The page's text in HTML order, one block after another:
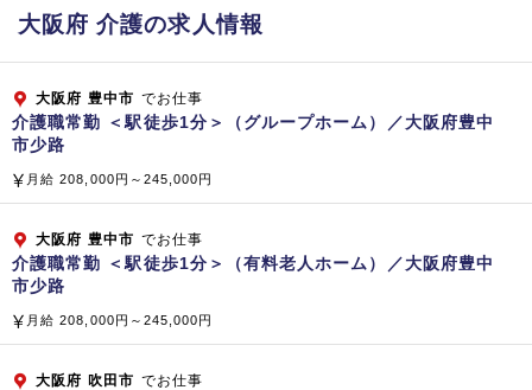
所在地
【東京本部】
〒141-0031 東京都品川区西五反田8‐4‐13
五反田JPビルディング 5階
資本金
1,808百万円（平成2
従業員数
総合ビルメンテナンス（清掃管理・警備・設備管理）
大阪府 介護の求人情報
大阪府 豊中市 でお仕事
介護職常勤 ＜駅徒歩1分＞（グループホーム）／大阪府豊中
市少路
月給 208,000円～245,000円
大阪府 豊中市 でお仕事
介護職常勤 ＜駅徒歩1分＞（有料老人ホーム）／大阪府豊中
市少路
月給 208,000円～245,000円
大阪府 吹田市 でお仕事